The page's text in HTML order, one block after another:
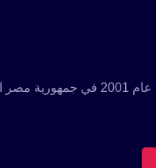
مؤسسة تدريبية رائدة متكاملة ومعتمدة متخصصة في